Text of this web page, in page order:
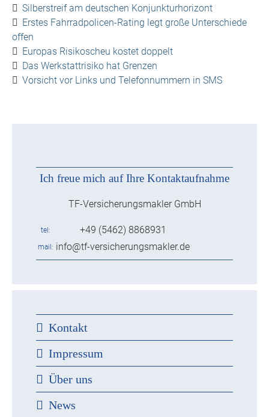
Silberstreif am deutschen Konjunkturhorizont
Erstes Fahrradpolicen-Rating legt große Unterschiede
offen
Europas Risikoscheu kostet doppelt
Das Werkstattrisiko hat Grenzen
Vorsicht vor Links und Telefonnummern in SMS
Ich freue mich auf Ihre Kontaktaufnahme
TF-Versicherungsmakler GmbH
tel +49 (5462) 8868931
mail info@tf-versicherungsmakler.de
Kontakt
Impressum
Über uns
News